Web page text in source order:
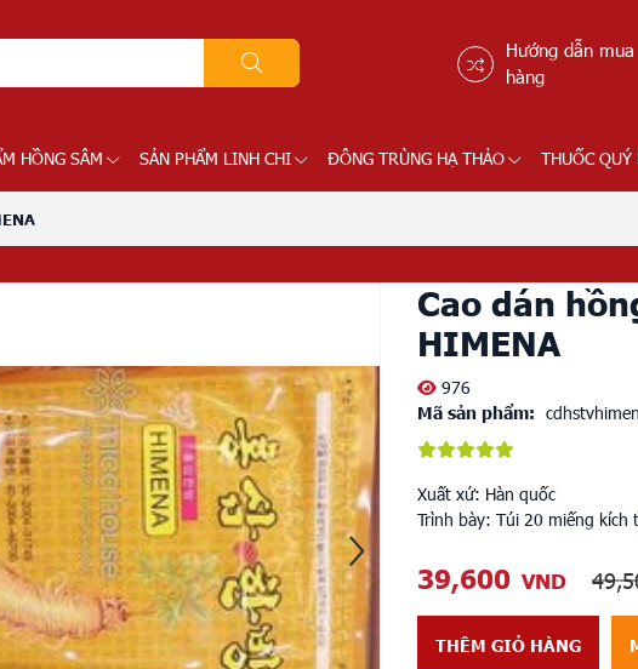
Hướng dẫn mua
hàng
HỒNG SÂM SẢN PHẨM LINH CHI ĐÔNG TRÙNG HẠ THẢO THUỐC QUÝ
Cao dán
HIMENA
976
Mã sản phẩm:
Xuất xứ: Hàn quốc
Trình bày: Túi 20 miếng
39,600 VND
THÊM GIỎ HÀNG